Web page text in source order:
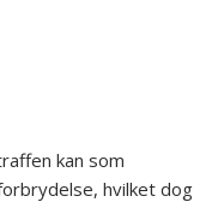
kan som
hvilket dog